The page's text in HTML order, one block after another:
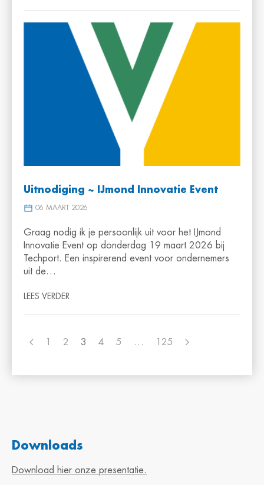
Uitnodiging ~ IJmond Innovatie Event
06 MAART 2026
Graag nodig ik je persoonlijk uit voor het IJmond
Innovatie Event op donderdag 19 maart 2026 bij
Techport. Een inspirerend event voor ondernemers
uit de…
LEES VERDER
2 3 4 5 … 125
Downloads
Download hier onze presentatie.